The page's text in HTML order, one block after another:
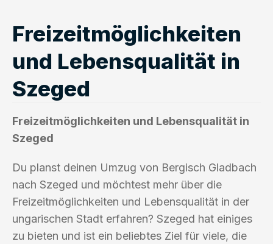
Freizeitmöglichkeiten
und Lebensqualität in
Szeged
Freizeitmöglichkeiten und Lebensqualität in
Szeged
Du planst deinen Umzug von Bergisch Gladbach
nach Szeged und möchtest mehr über die
Freizeitmöglichkeiten und Lebensqualität in der
ungarischen Stadt erfahren? Szeged hat einiges
zu bieten und ist ein beliebtes Ziel für viele, die